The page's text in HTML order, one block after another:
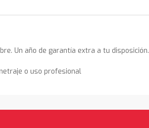
Un año de garantía extra a tu disposición.
o uso profesional